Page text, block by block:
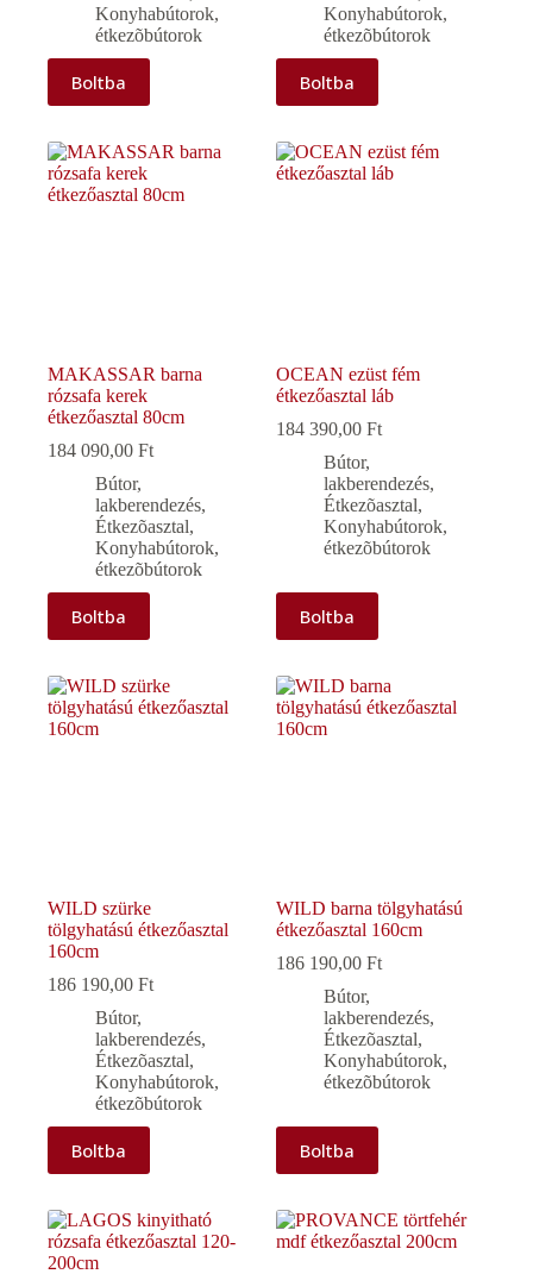
Konyhabútorok,
étkezõbútorok
Boltba
Konyhabútorok,
étkezõbútorok
Boltba
MAKASSAR barna
rózsafa kerek
étkezőasztal 80cm
184 090,00 Ft
Bútor,
lakberendezés,
Étkezõasztal,
Konyhabútorok,
étkezõbútorok
Boltba
OCEAN ezüst fém
étkezőasztal láb
184 390,00Ft
Bútor,
lakberendezés,
Étkezõasztal,
Konyhabútorok,
étkezõbútorok
Boltba
WILD szürke
tölgyhatású étkezőasztal
160cm
186 190,00 Ft
Bútor,
lakberendezés,
Étkezõasztal,
Konyhabútorok,
étkezõbútorok
Boltba
WILD barna tölgyhatású
étkezőasztal 160cm
186 190,00Ft
Bútor,
lakberendezés,
Étkezõasztal,
Konyhabútorok,
étkezõbútorok
Boltba